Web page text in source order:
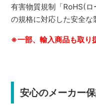
有害物質規制「RoHS(
の規格に対応した安全な
※一部、輸入商品も取り
安心のメーカー